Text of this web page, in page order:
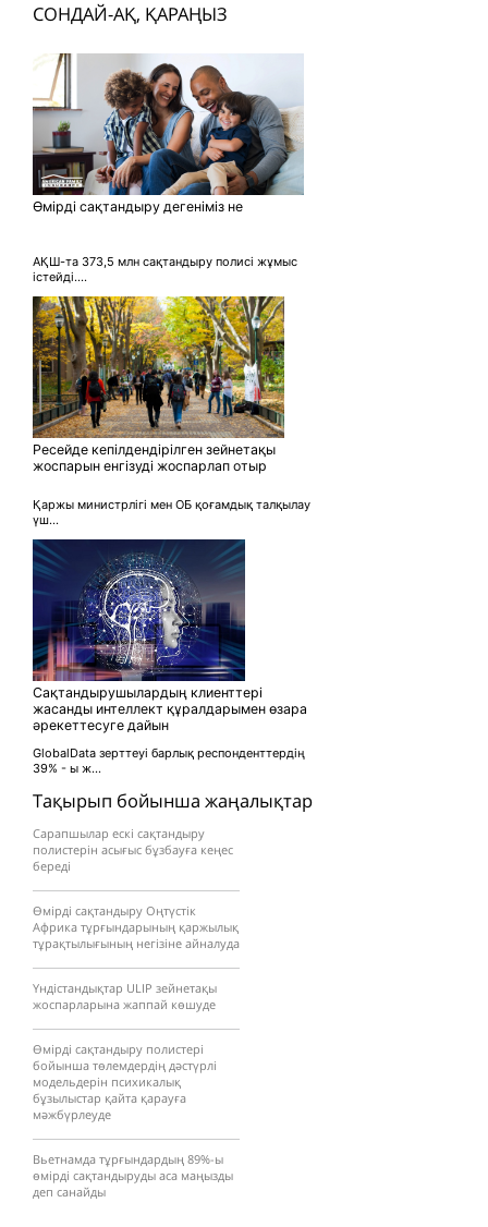
Тақырып бойынша жаңалықтар
Сарапшылар ескі сақтандыру
полистерін асығыс бұзбауға кеңес
береді
Өмірді сақтандыру Оңтүстік
Африка тұрғындарының қаржылық
тұрақтылығының негізіне айналуда
Үндістандықтар ULIP зейнетақы
жоспарларына жаппай көшуде
Өмірді сақтандыру полистері
бойынша төлемдердің дәстүрлі
модельдерін психикалық
бұзылыстар қайта қарауға
мәжбүрлеуде
Вьетнамда тұрғындардың 89%-ы
өмірді сақтандыруды аса маңызды
деп санайды
СОНДАЙ-АҚ, ҚАРАҢЫЗ
Өмірді сақтандыру дегеніміз не
АҚШ-та 373,5 млн сақтандыру полисі жұмыс
істейді....
Ресейде кепілдендірілген зейнетақы
жоспарын енгізуді жоспарлап отыр
Қаржы министрлігі мен ОБ қоғамдық талқылау
үш...
Сақтандырушылардың клиенттері
жасанды интеллект құралдарымен өзара
әрекеттесуге дайын
GlobalData зерттеуі барлық респонденттердің
39% - ы ж...